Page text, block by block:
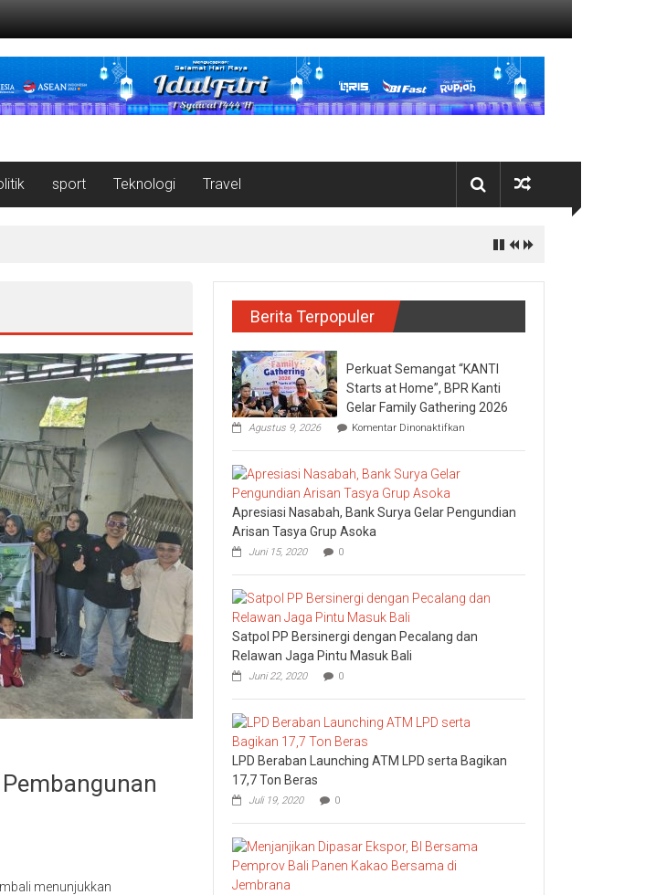
sport Teknologi Travel
menunjukkan
Berita Terpopuler
Perkuat Semangat “KANTI
Starts at Home”, BPR Kanti
Gelar Family Gathering 2026
Agustus 9, 2026 Komentar Dinonaktifkan
Semangat
Home”,
2026
Apresiasi Nasabah, Bank Surya Gelar Pengundian
Arisan Tasya Grup Asoka
Juni 15, 2020 0
Satpol PP Bersinergi dengan Pecalang dan
Relawan Jaga Pintu Masuk Bali
Juni 22, 2020 0
LPD Beraban Launching ATM LPD serta Bagikan
17,7 Ton Beras
Juli 19, 2020 0